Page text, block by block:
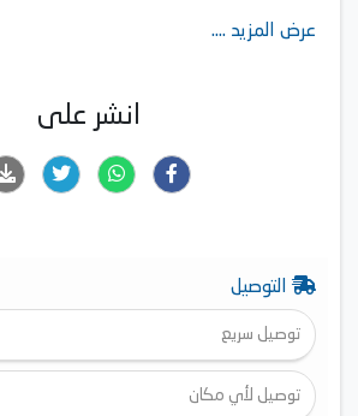
امكانية الغسيل والعصر في نفس الوقت: نعم
عرض المزيد ....
انشر على
التوصيل
توصيل سريع
توصيل لأي مكان